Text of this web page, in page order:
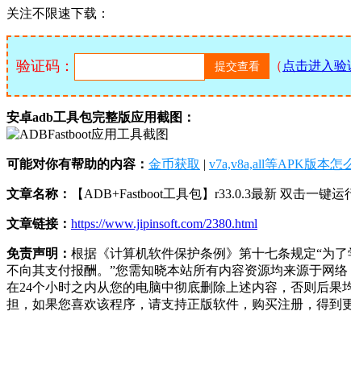
关注不限速下载：
验证码： （ 点击进入
安卓adb工具包完整版应用截图：
可能对你有帮助的内容： 金币获取 | v7a,v8a,all等APK版本怎
文章名称： 【ADB+Fastboot工具包】r33.0.3最新 双击一键
文章链接： https://www.jipinsoft.com/2380.html
免责声明： 根据《计算机软件保护条例》第十七条规定“为
不向其支付报酬。”您需知晓本站所有内容资源均来源于网
在24个小时之内从您的电脑中彻底删除上述内容，否则后
担，如果您喜欢该程序，请支持正版软件，购买注册，得到